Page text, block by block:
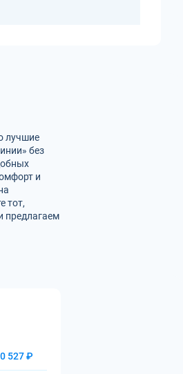
лучшие
без
и
тот,
предлагаем
527 ₽